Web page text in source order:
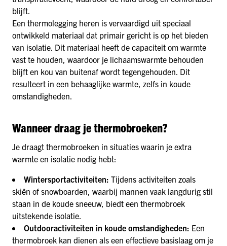
blijft.
Een thermolegging heren is vervaardigd uit speciaal
ontwikkeld materiaal dat primair gericht is op het bieden
van isolatie. Dit materiaal heeft de capaciteit om warmte
vast te houden, waardoor je lichaamswarmte behouden
blijft en kou van buitenaf wordt tegengehouden. Dit
resulteert in een behaaglijke warmte, zelfs in koude
omstandigheden.
Wanneer draag je thermobroeken?
Je draagt thermobroeken in situaties waarin je extra
warmte en isolatie nodig hebt:
Wintersportactiviteiten: Tijdens activiteiten zoals
skiën of snowboarden, waarbij mannen vaak langdurig stil
staan in de koude sneeuw, biedt een thermobroek
uitstekende isolatie.
Outdooractiviteiten in koude omstandigheden: Een
thermobroek kan dienen als een effectieve basislaag om je